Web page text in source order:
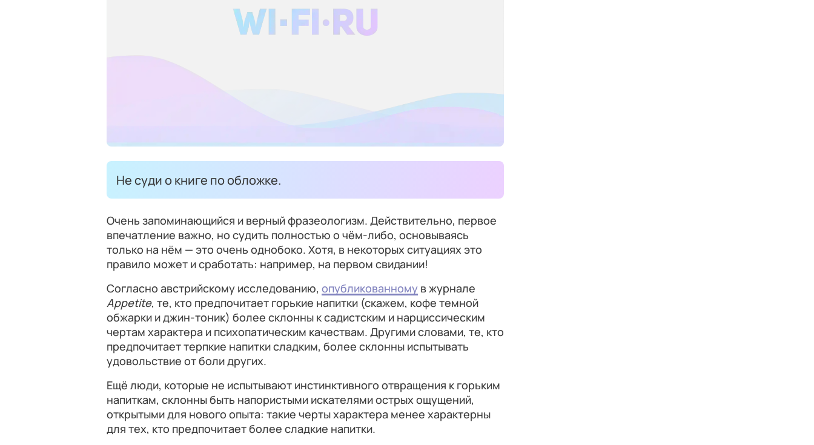
Не суди о книге по обложке.
Очень запоминающийся и верный фразеологизм. Действительно, первое
впечатление важно, но судить полностью о чём-либо, основываясь
только на нём — это очень однобоко. Хотя, в некоторых ситуациях это
правило может и сработать: например, на первом свидании!
Согласно австрийскому исследованию, опубликованному в журнале
Appetite, те, кто предпочитает горькие напитки (скажем, кофе темной
обжарки и джин-тоник) более склонны к садистским и нарциссическим
чертам характера и психопатическим качествам. Другими словами, те, кто
предпочитает терпкие напитки сладким, более склонны испытывать
удовольствие от боли других.
Ещё люди, которые не испытывают инстинктивного отвращения к горьким
напиткам, склонны быть напористыми искателями острых ощущений,
открытыми для нового опыта: такие черты характера менее характерны
для тех, кто предпочитает более сладкие напитки.